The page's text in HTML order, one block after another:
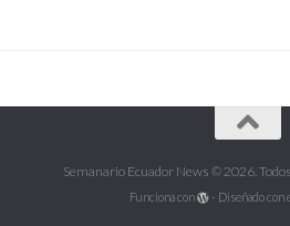
Semanario Ecuador News © 2026.
Funciona con - Diseñado con